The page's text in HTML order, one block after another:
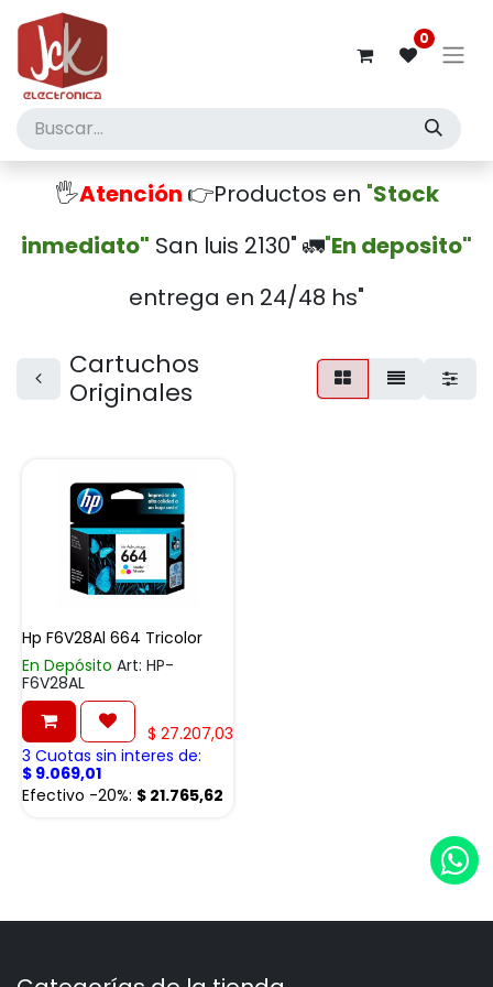
0
🖐️Atención 👉Productos en "Stock
inmediato" San luis 2130" 🚛"En deposito"
entrega en 24/48 hs"
Cartuchos
Originales
Hp F6V28Al 664 Tricolor
En Depósito Art: HP-
F6V28AL
$ 27.207,03
3 Cuotas sin interes de:
$ 9.069,01
Efectivo -20%: $ 21.765,62